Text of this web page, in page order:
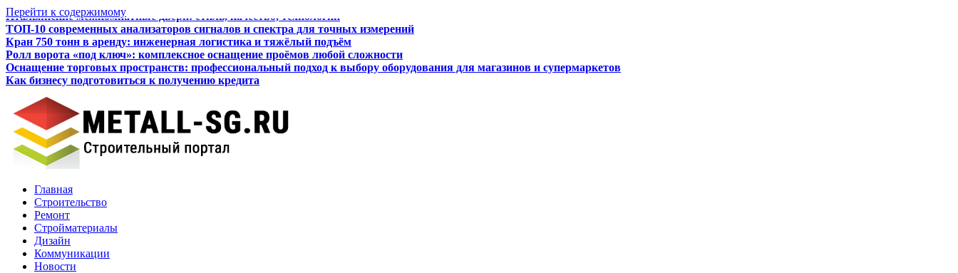
Перейти к содержимому
ТОП-10 современных анализаторов сигналов и спектра для точных измерений
Кран 750 тонн в аренду: инженерная логистика и тяжёлый подъём
Ролл ворота «под ключ»: комплексное оснащение проёмов любой сложности
Оснащение торговых пространств: профессиональный подход к выбору оборудования для магазинов и супермаркетов
Как бизнесу подготовиться к получению кредита
Итальянские межкомнатные двери: стиль, качество, технологии
Главная
Строительство
Ремонт
Стройматериалы
Дизайн
Коммуникации
Новости